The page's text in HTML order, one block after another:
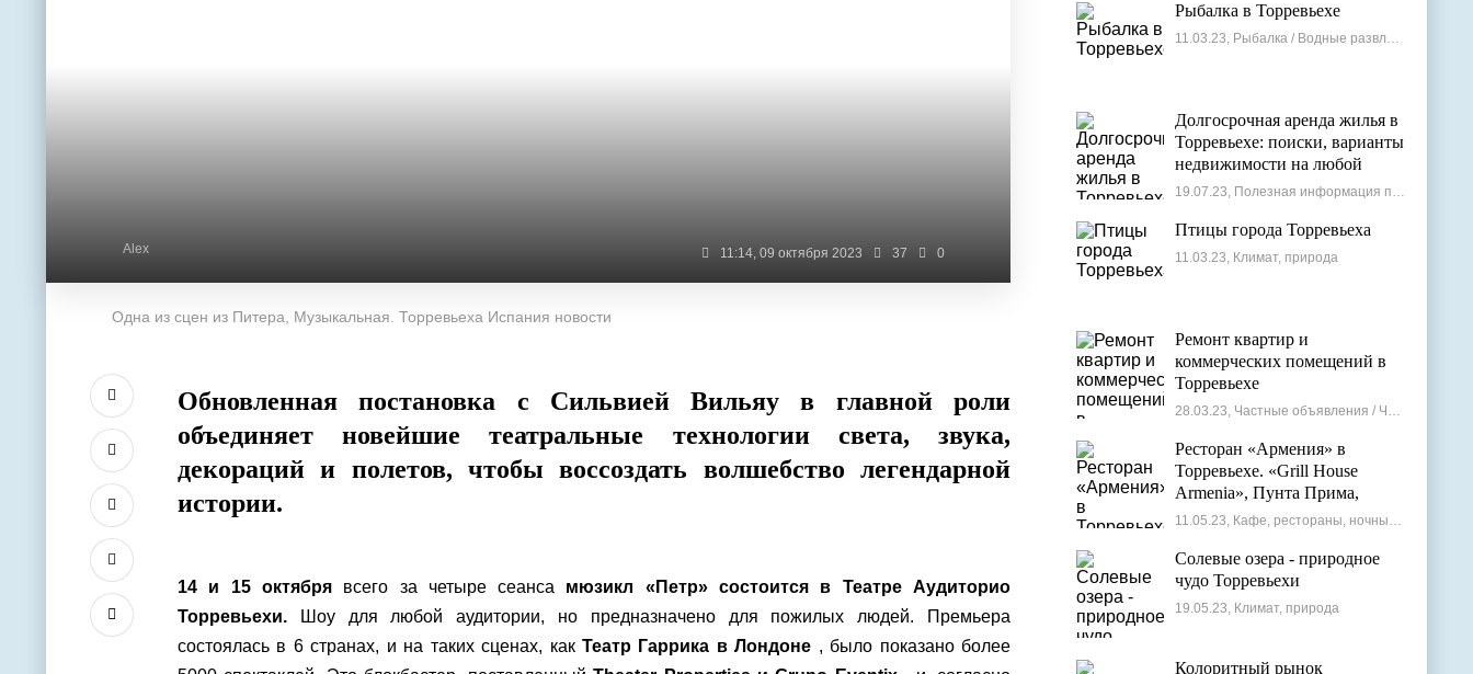
Alex 11:14, 09 октября 2023 37 0
Одна из сцен из Питера, Музыкальная. Торревьеха Испания новости
Обновленная постановка с Сильвией Вильяу в главной роли
объединяет новейшиетеатральные технологии света, звука,
декораций и полетов, чтобы воссоздать волшебство легендарной
истории.
14 и 15 октябрявсего за четыре сеанса мюзикл «Петр» состоится в Театре Аудиторио
Торревьехи.
Шоу для любой аудитории, но предназначено для пожилых людей. Премьера
состоялась в 6 странах, и на таких сценах, как Театр Гаррика в Лондоне , было показано более
Рыбалка в Торревьехе
11.03.23, Рыбалка / Водные развлечения
Долгосрочная аренда жилья в
Торревьехе: поиски, варианты
недвижимости на любой
бюджет
19.07.23, Полезная информация по недвижимости
Птицы города Торревьеха
11.03.23, Климат, природа
Ремонт квартир и
коммерческих помещений в
Торревьехе
28.03.23, Частные объявления / Частные мастера
Ресторан «Армения» в
Торревьехе. «Grill House
Armenia», Пунта Прима,
Испания
11.05.23, Кафе, рестораны, ночные клубы
Солевые озера - природное
чудо Торревьехи
19.05.23, Климат, природа
Колоритный рынок